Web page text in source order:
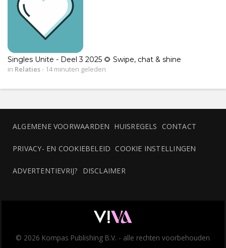
Singles Unite - Deel 3 2025 🌻 Swipe, chat & shine
in Relaties- 14 minuten geleden
ALGEMENE VOORWAARDEN HUISREGELS CONTACT
PRIVACY- EN COOKIEBELEID COOKIE INSTELLINGEN
ADVERTENTIEVRIJ? DISCLAIMER
© 2026 Kompas Publishing B.V. - alle rechten voorbehouden